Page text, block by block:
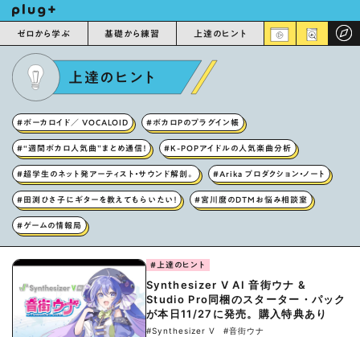
ゼロから学ぶ 基礎から練習 上達のヒント
上達のヒント
#ボーカロイド／ VOCALOID #ボカロPのプラグイン帳
#“週間ボカロ人気曲”まとめ通信！ #K-POPアイドルの人気楽曲分析
#超学生のネット発アーティスト・サウンド解剖。 #Arika プロダクション・ノート
#田渕ひさ子にギターを教えてもらいたい！ #宮川麿のDTMお悩み相談室
#ゲームの情報局
#上達のヒント
Synthesizer V AI ⾳街ウナ &
Studio Pro同梱のスターター・パック
が本日11/27に発売。購入特典あり
#Synthesizer V
#⾳街ウナ